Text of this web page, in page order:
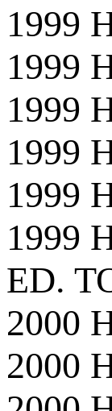
1999
1999
1999
1999
1999
1999
ED.
2000
2000